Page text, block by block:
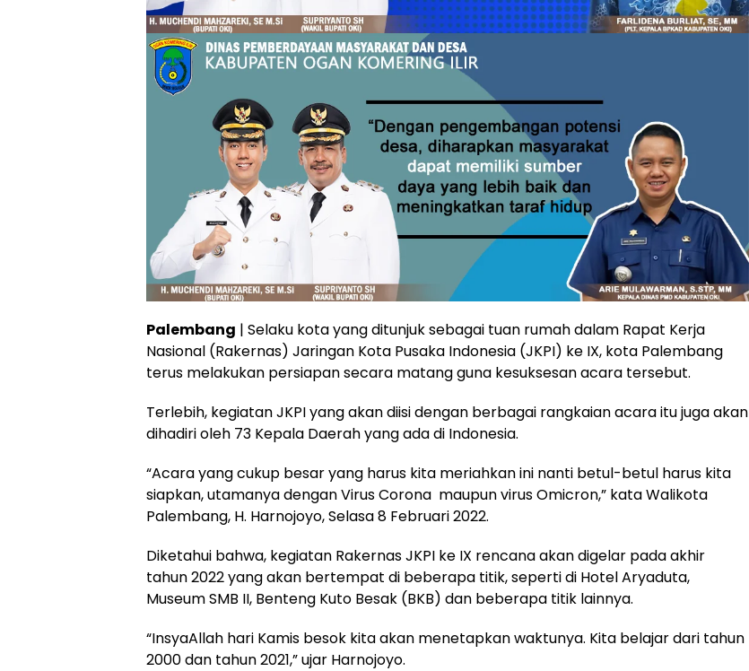
Palembang | Selaku kota yang ditunjuk sebagai tuan rumah dalam Rapat Kerja
Nasional (Rakernas) Jaringan Kota Pusaka Indonesia (JKPI) ke IX, kota Palembang
terus melakukan persiapan secara matang guna kesuksesan acara tersebut.
Terlebih, kegiatan JKPI yang akan diisi dengan berbagai rangkaian acara itu juga akan
dihadiri oleh 73 Kepala Daerah yang ada di Indonesia.
“Acara yang cukup besar yang harus kita meriahkan ini nanti betul-betul harus kita
siapkan, utamanya dengan Virus Corona maupun virus Omicron,” kata Walikota
Palembang, H. Harnojoyo, Selasa 8 Februari 2022.
Diketahui bahwa, kegiatan Rakernas JKPI ke IX rencana akan digelar pada akhir
tahun 2022 yang akan bertempat di beberapa titik, seperti di Hotel Aryaduta,
Museum SMB II, Benteng Kuto Besak (BKB) dan beberapa titik lainnya.
“InsyaAllah hari Kamis besok kita akan menetapkan waktunya. Kita belajar dari tahun
2000 dan tahun 2021,” ujar Harnojoyo.